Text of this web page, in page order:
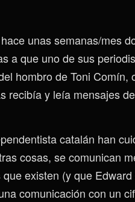
unas semanas/mes
a que uno de sus
hombro de Toni Comín,
recibía y leía mensajes de
catalán han
cosas, se comunican
existen (y que
comunicación con un